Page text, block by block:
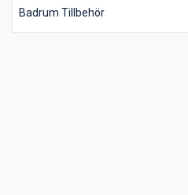
Badrum Tillbehör